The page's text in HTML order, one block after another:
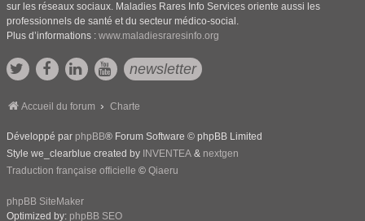
sur les réseaux sociaux. Maladies Rares Info Services oriente aussi les
professionnels de santé et du secteur médico-social.
Plus d’informations : www.maladiesraresinfo.org
newsletter
Accueil du forum Charte
Développé par phpBB® Forum Software © phpBB Limited
Style we_clearblue created by INVENTEA & nextgen
Traduction française officielle © Qiaeru
phpBB SiteMaker
Optimized by: phpBB SEO